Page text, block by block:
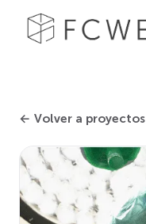
← Volver a proyectos